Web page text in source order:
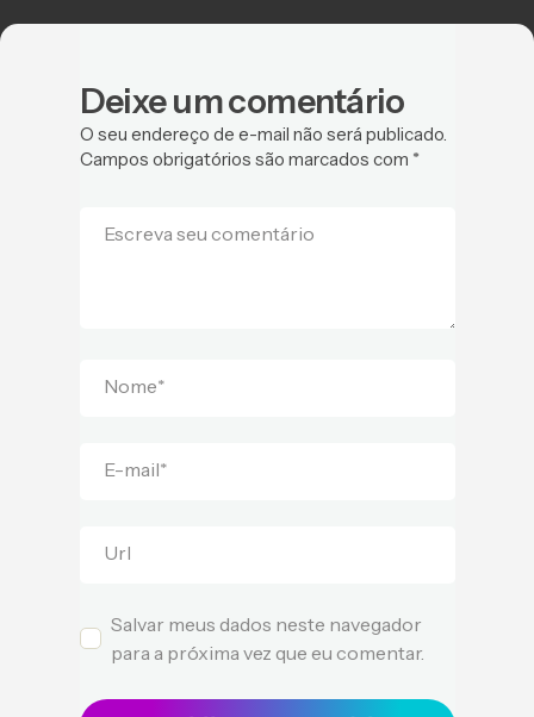
Deixe um comentário
O seu endereço de e-mail não será publicado.
Campos obrigatórios são marcados com *
Escreva seu comentário
Nome*
E-mail*
Url
Salvar meus dados neste navegador
para a próxima vez que eu comentar.